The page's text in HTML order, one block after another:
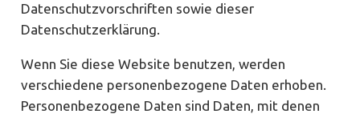
Datenschutzvorschriften sowie dieser
Datenschutzerklärung.
Wenn Sie diese Website benutzen, werden
verschiedene personenbezogene Daten erhoben.
Personenbezogene Daten sind Daten, mit denen